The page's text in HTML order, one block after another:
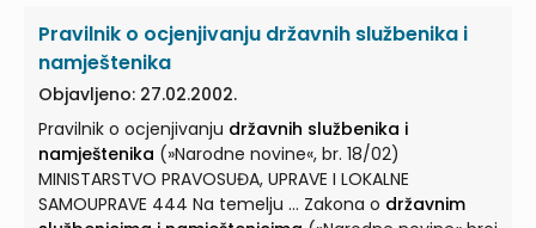
Članak 1. (1) Ovim se Zakonom uređuju prava, obveze,
odgovornosti i način utvrđivanja plaća
službenika i namještenika
vodi osobne očevidnike službenika i namještenika koji
su zaposleni u njemu. (4) O davanju podataka iz
središnjeg popisadržavnih službenika i namještenika
...
Pravilnik o ocjenjivanju državnih službenika i
namještenika
Objavljeno: 27.02.2002.
Pravilnik o ocjenjivanju državnih službenika i
namještenika (»Narodne novine«, br. 18/02)
MINISTARSTVO PRAVOSUĐA, UPRAVE I LOKALNE
SAMOUPRAVE 444 Na temelju ... Zakona o državnim